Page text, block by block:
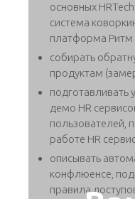
основных
система
платформа Ритм
собирать
продуктам
подготавливать
демо HR
пользователей,
работе HR
описывать
конфлюенсе,
правила